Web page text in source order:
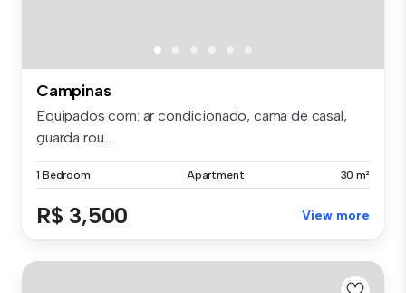
Campinas
Equipados com: ar condicionado, cama de casal,
guarda rou...
1 Bedroom Apartment 30 m²
R$ 3,500 View more